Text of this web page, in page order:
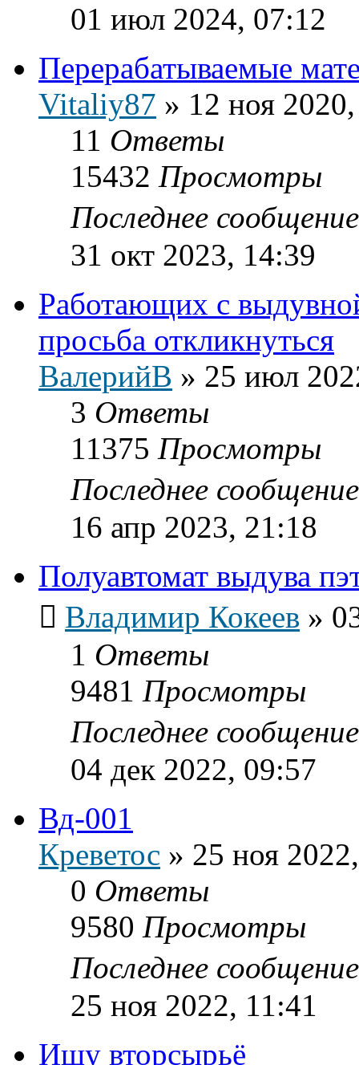
01 июл 2024, 07:12
Перерабатываемые
Vitaliy87 » 12 ноя
11 Ответы
15432 Просмотры
Последнее
31 окт 2023, 14:39
Работающих с
просьба откликнуться
ВалерийВ » 25 июл
3 Ответы
11375 Просмотры
Последнее
16 апр 2023, 21:18
Полуавтомат выдува
Владимир Кокеев »
1 Ответы
9481 Просмотры
Последнее
04 дек 2022, 09:57
Вд-001
Креветос » 25 ноя
0 Ответы
9580 Просмотры
Последнее
25 ноя 2022, 11:41
Ищу вторсырьё